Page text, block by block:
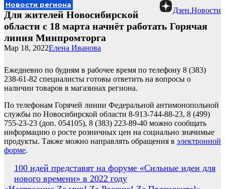
Дзен.Новости
Новости региона
Для жителей Новосибирской
области с 18 марта начнёт работать Горячая
линия Минпромторга
Елена Иванова
Мар 18, 2022
Ежедневно по будням в рабочее время по телефону 8 (383)
238-61-82 специалисты готовы ответить на вопросы о
наличии товаров в магазинах региона.
По телефонам Горячей линии Федеральной антимонопольной
службы по Новосибирской области 8-913-744-88-23, 8 (499)
755-23-23 (доп. 054105), 8 (383) 223-89-40 можно сообщать
информацию о росте розничных цен на социально значимые
продукты. Также можно направлять обращения в электронной
форме.
Навигация
по
100 идей представят на форуме «Сильные идеи для
нового времени» в 2022 году